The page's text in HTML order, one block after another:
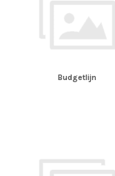
Budgetlijn